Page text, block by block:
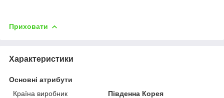
Приховати
Характеристики
Основні атрибути
Країна виробник
Південна Корея